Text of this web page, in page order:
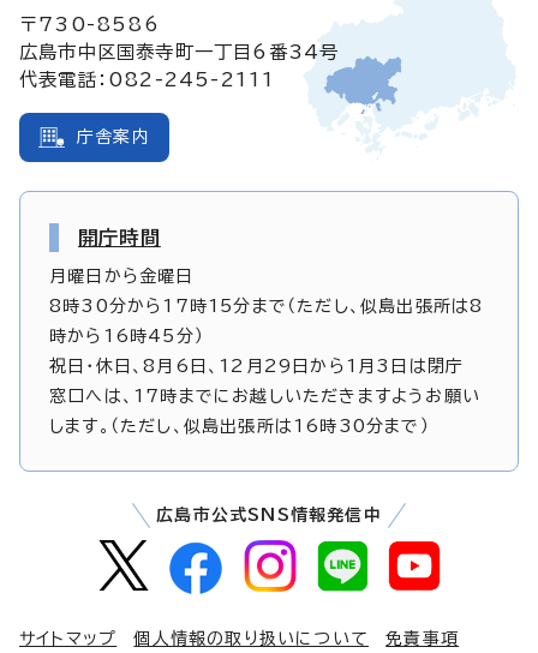
〒730-8586
広島市中区国泰寺町一丁目6番34号
代表電話：082-245-2111
庁舎案内
開庁時間
月曜日から金曜日
8時30分から17時15分まで（ただし、似島出張所は8
時から16時45分）
祝日・休日、8月6日、12月29日から1月3日は閉庁
窓口へは、17時までにお越しいただきますようお願い
します。（ただし、似島出張所は16時30分まで）
広島市公式SNS情報発信中
サイトマップ 個人情報の取り扱いについて 免責事項